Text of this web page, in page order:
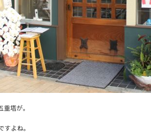
塔が。
よね。